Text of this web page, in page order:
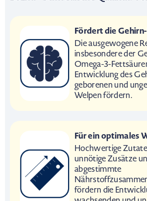
Fördert die
Die ausgewogene
insbesondere der
Omega-3-
Entwicklung des
geborenen und
Welpen fördern.
Für ein optimales
Hochwertige
unnötige Zusätze
abgestimmte
fördern die